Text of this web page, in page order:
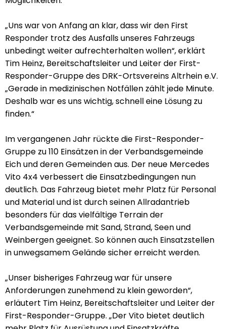
„Uns war von Anfang an klar, dass wir den First
Responder trotz des Ausfalls unseres Fahrzeugs
unbedingt weiter aufrechterhalten wollen“, erklärt
Tim Heinz, Bereitschaftsleiter und Leiter der First-
Responder-Gruppe des DRK-Ortsvereins Altrhein e.V.
„Gerade in medizinischen Notfällen zählt jede Minute.
Deshalb war es uns wichtig, schnell eine Lösung zu
finden.“
Im vergangenen Jahr rückte die First-Responder-
Gruppe zu 110 Einsätzen in der Verbandsgemeinde
Eich und deren Gemeinden aus. Der neue Mercedes
Vito 4x4 verbessert die Einsatzbedingungen nun
deutlich. Das Fahrzeug bietet mehr Platz für Personal
und Material und ist durch seinen Allradantrieb
besonders für das vielfältige Terrain der
Verbandsgemeinde mit Sand, Strand, Seen und
Weinbergen geeignet. So können auch Einsatzstellen
in unwegsamem Gelände sicher erreicht werden.
„Unser bisheriges Fahrzeug war für unsere
Anforderungen zunehmend zu klein geworden“,
erläutert Tim Heinz, Bereitschaftsleiter und Leiter der
First-Responder-Gruppe. „Der Vito bietet deutlich